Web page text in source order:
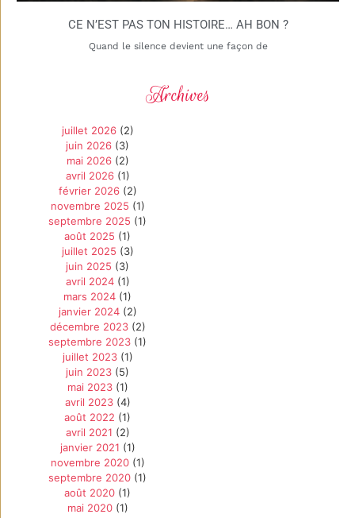
CE N’EST PAS TON HISTOIRE… AH BON ?
Quand le silence devient une façon de
Archives
juillet 2026(2)
juin 2026 (3)
mai 2026(2)
avril 2026(1)
février 2026(2)
novembre 2025 (1)
septembre 2025 (1)
août 2025 (1)
juillet 2025 (3)
juin 2025 (3)
avril 2024(1)
mars 2024 (1)
janvier 2024(2)
décembre 2023(2)
septembre 2023 (1)
juillet 2023(1)
juin 2023 (5)
mai 2023(1)
avril 2023(4)
août 2022 (1)
avril 2021 (2)
janvier 2021 (1)
novembre 2020(1)
septembre 2020 (1)
août 2020 (1)
mai 2020(1)